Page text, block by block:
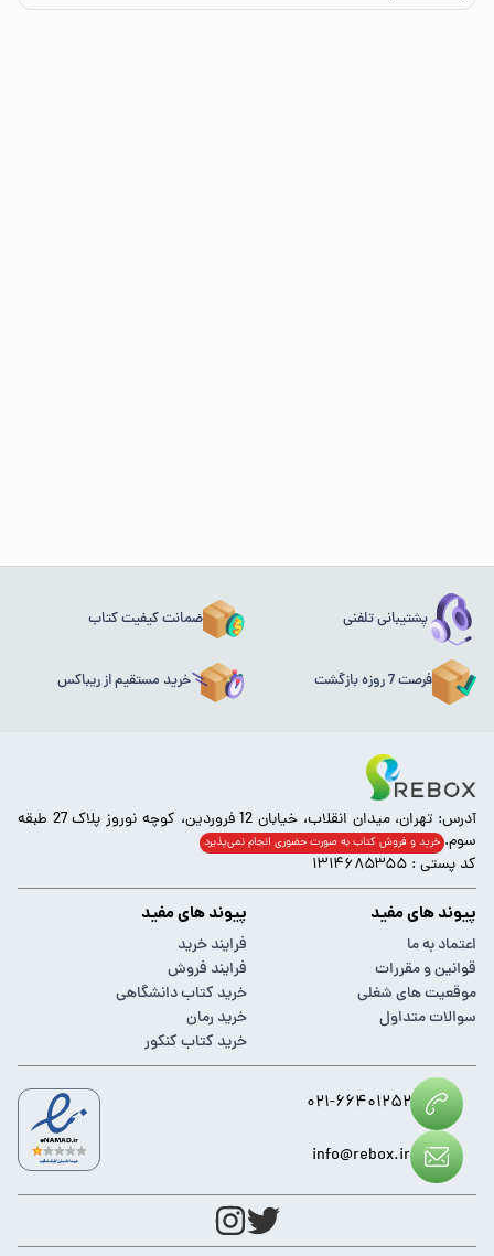
پشتیبانی تلفنی ضمانت کیفیت کتاب
فرصت 7 روزه بازگشت خرید مستقیم از ریباکس
آدرس: تهران، میدان انقلاب، خیابان 12 فروردین، کوچه نوروز پلاک 27 طبقه
سوم. خرید و فروش کتاب به صورت حضوری انجام‌ نمی‌پذیرد
کد پستی : ۱۳۱۴۶۸۵۳۵۵
پیوند های مفید
اعتماد به ما
قوانین و مقررات
موقعیت های شغلی
سوالات متداول
پیوند های مفید
فرایند خرید
فرایند فروش
خرید کتاب دانشگاهی
خرید رمان
خرید کتاب کنکور
۰۲۱-۶۶۴۰۱۲۵۲
info@rebox.ir